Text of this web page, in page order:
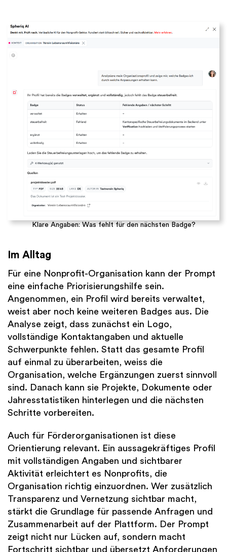
Klare Angaben: Was fehlt für den nächsten Badge?
Im Alltag
Für eine Nonprofit-Organisation kann der Prompt
eine einfache Priorisierungshilfe sein.
Angenommen, ein Profil wird bereits verwaltet,
weist aber noch keine weiteren Badges aus. Die
Analyse zeigt, dass zunächst ein Logo,
vollständige Kontaktangaben und aktuelle
Schwerpunkte fehlen. Statt das gesamte Profil
auf einmal zu überarbeiten, weiss die
Organisation, welche Ergänzungen zuerst sinnvoll
sind. Danach kann sie Projekte, Dokumente oder
Jahresstatistiken hinterlegen und die nächsten
Schritte vorbereiten.
Auch für Förderorganisationen ist diese
Orientierung relevant. Ein aussagekräftiges Profil
mit vollständigen Angaben und sichtbarer
Aktivität erleichtert es Nonprofits, die
Organisation richtig einzuordnen. Wer zusätzlich
Transparenz und Vernetzung sichtbar macht,
stärkt die Grundlage für passende Anfragen und
Zusammenarbeit auf der Plattform. Der Prompt
zeigt nicht nur Lücken auf, sondern macht
Fortschritt sichtbar und übersetzt Anforderungen